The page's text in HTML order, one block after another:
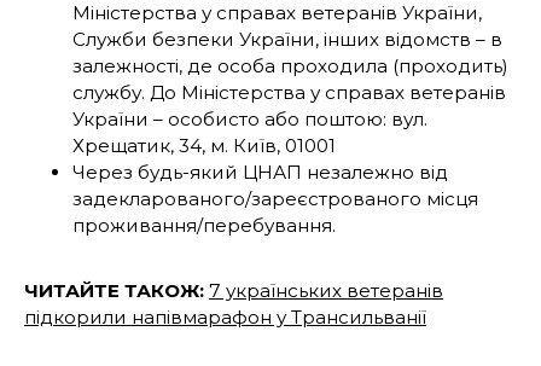
Міністерства у справах ветеранів України,
Служби безпеки України, інших відомств – в
залежності, де особа проходила (проходить)
службу. До Міністерства у справах ветеранів
України – особисто або поштою: вул.
Хрещатик, 34, м. Київ, 01001
Через будь-який ЦНАП незалежно від
задекларованого/зареєстрованого місця
проживання/перебування.
ЧИТАЙТЕ ТАКОЖ: 7 українських ветеранів
підкорили напівмарафон у Трансильванії